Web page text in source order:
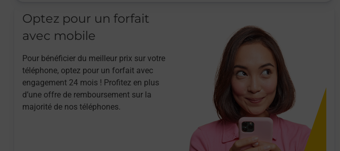
Optez pour un forfait
avec mobile
Pour bénéficier du meilleur prix sur votre
téléphone, optez pour un forfait avec
engagement 24 mois ! Profitez en plus
d’une offre de remboursement sur la
majorité de nos téléphones.